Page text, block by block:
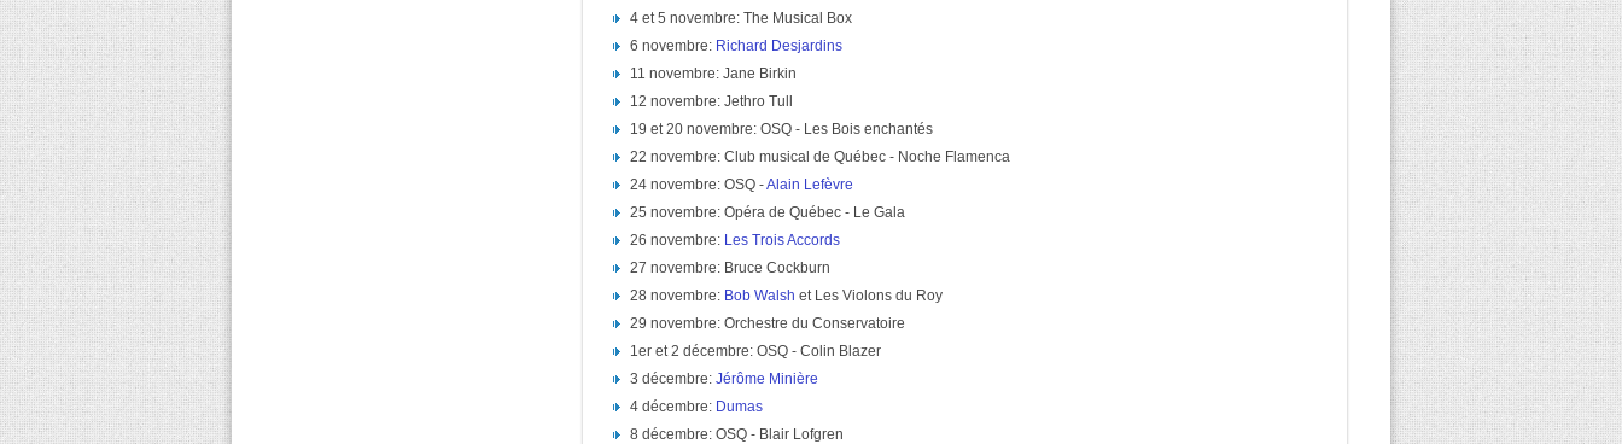
4 et 5 novembre: The Musical Box
6 novembre: Richard Desjardins
11 novembre: Jane Birkin
12 novembre: Jethro Tull
19 et 20 novembre: OSQ - Les Bois enchantés
22 novembre: Club musical de Québec - Noche Flamenca
24 novembre: OSQ -Alain Lefèvre
25 novembre: Opéra de Québec - Le Gala
26 novembre:
Les Trois Accords
27 novembre: Bruce Cockburn
28 novembre: Bob Walsh et Les Violons du Roy
29 novembre: Orchestre du Conservatoire
1er et 2 décembre: OSQ - Colin Blazer
3 décembre: Jérôme Minière
4 décembre:
Dumas
8 décembre: OSQ - Blair Lofgren